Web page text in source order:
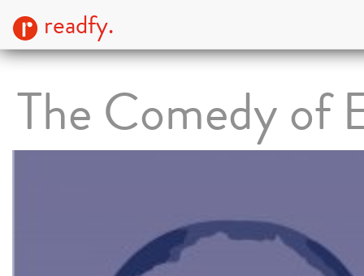
readfy.
The Comedy of